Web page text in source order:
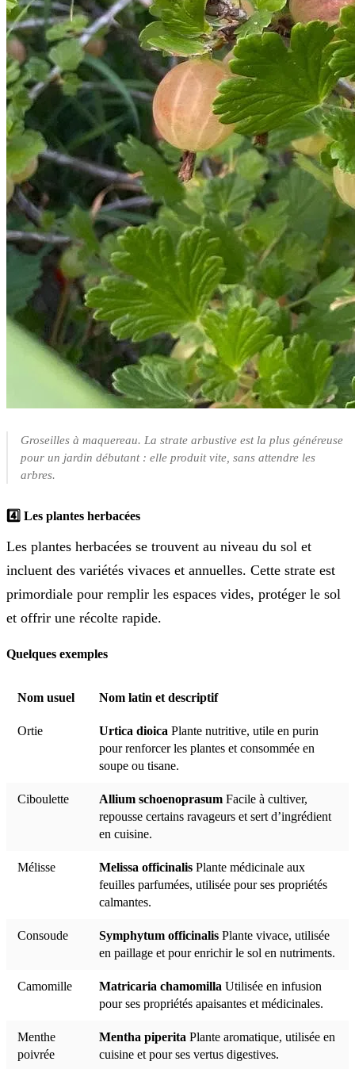
Groseilles à maquereau. La strate arbustive est la plus généreuse
pour un jardin débutant : elle produit vite, sans attendre les
arbres.
4️⃣ Les plantes herbacées
Les plantes herbacées se trouvent au niveau du sol et
incluent des variétés vivaces et annuelles. Cette strate est
primordiale pour remplir les espaces vides, protéger le sol
et offrir une récolte rapide.
Quelques exemples
Nom usuel Nom latin et descriptif
Ortie Urtica dioica Plante nutritive, utile en purin
pour renforcer les plantes et consommée en
soupe ou tisane.
Ciboulette Allium schoenoprasum Facile à cultiver,
repousse certains ravageurs et sert d’ingrédient
en cuisine.
Mélisse Melissa officinalis Plante médicinale aux
feuilles parfumées, utilisée pour ses propriétés
calmantes.
Consoude Symphytum officinalis Plante vivace, utilisée
en paillage et pour enrichir le sol en nutriments.
Camomille Matricaria chamomilla Utilisée en infusion
pour ses propriétés apaisantes et médicinales.
Menthe
poivrée
Mentha piperita Plante aromatique, utilisée en
cuisine et pour ses vertus digestives.